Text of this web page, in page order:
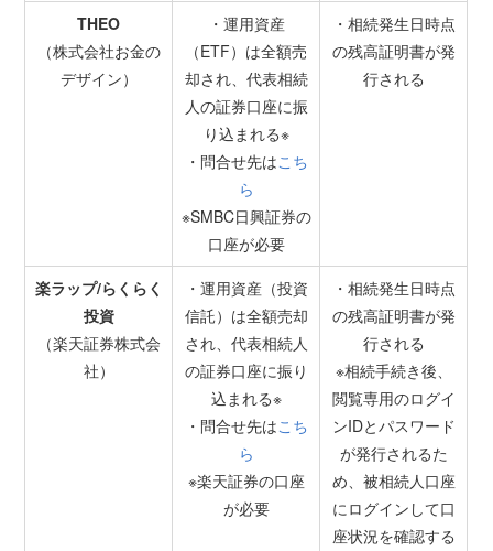
THEO
（株式会社お金の
デザイン）
・運用資産
（ETF）は全額売
却され、代表相続
人の証券口座に振
り込まれる※
・問合せ先はこち
ら
※SMBC日興証券の
口座が必要
・相続発生日時点
の残高証明書が発
行される
楽ラップ/らくらく
投資
（楽天証券株式会
社）
・運用資産（投資
信託）は全額売却
され、代表相続人
の証券口座に振り
込まれる※
・問合せ先はこち
ら
※楽天証券の口座
が必要
・相続発生日時点
の残高証明書が発
行される
※相続手続き後、
閲覧専用のログイ
ンIDとパスワード
が発行されるた
め、被相続人口座
にログインして口
座状況を確認する